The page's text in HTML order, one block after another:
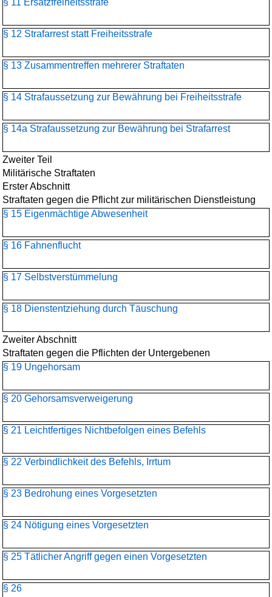
§ 11 Ersatzfreiheitsstrafe
§ 12 Strafarrest statt Freiheitsstrafe
§ 13 Zusammentreffen mehrerer Straftaten
§ 14 Strafaussetzung zur Bewährung bei Freiheitsstrafe
§ 14a Strafaussetzung zur Bewährung bei Strafarrest
Zweiter Teil
Militärische Straftaten
Erster Abschnitt
Straftaten gegen die Pflicht zur militärischen Dienstleistung
§ 15 Eigenmächtige Abwesenheit
§ 16 Fahnenflucht
§ 17 Selbstverstümmelung
§ 18 Dienstentziehung durch Täuschung
Zweiter Abschnitt
Straftaten gegen die Pflichten der Untergebenen
§ 19 Ungehorsam
§ 20 Gehorsamsverweigerung
§ 21 Leichtfertiges Nichtbefolgen eines Befehls
§ 22 Verbindlichkeit des Befehls, Irrtum
§ 23 Bedrohung eines Vorgesetzten
§ 24 Nötigung eines Vorgesetzten
§ 25 Tätlicher Angriff gegen einen Vorgesetzten
§ 26